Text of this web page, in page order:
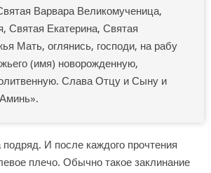
Варвара Великомученица,
Святая Екатерина, Святая
Мать, оглянись, господи, на рабу
(имя) новорожденную,
Слава Отцу и Сыну и
подряд. И после каждого прочтения
плечо. Обычно такое заклинание